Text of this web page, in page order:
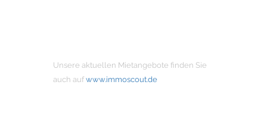
Unsere aktuellen Mietangebote finden Sie
auch auf www.immoscout.de